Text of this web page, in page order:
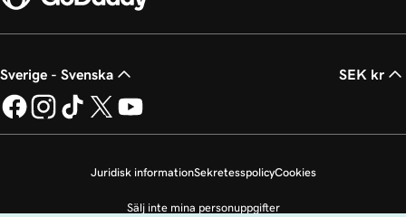
Sverige - Svenska SEK kr
Juridisk informationSekretesspolicyCookies
Sälj inte mina personuppgifter